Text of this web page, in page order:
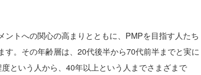
トへの関心の高まりとともに、PMPを目指す人たち
す。その年齢層は、20代後半から70代前半までと実に
という人から、40年以上という人までさまざまで